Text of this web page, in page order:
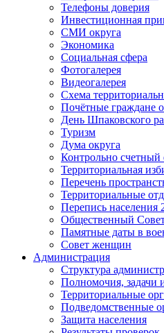
Телефоны доверия
Инвестиционная
СМИ округа
Экономика
Социальная сфера
Фотогалерея
Видеогалерея
Схема
Почётные граждане
День Шпаковского
Туризм
Дума округа
Контрольно счетный
Территориальная
Перечень
Территориальные
Перепись населения
Общественный
Памятные даты в
Совет женщин
Администрация
Структура
Полномочия, задачи
Территориальные
Подведомственные
Защита населения